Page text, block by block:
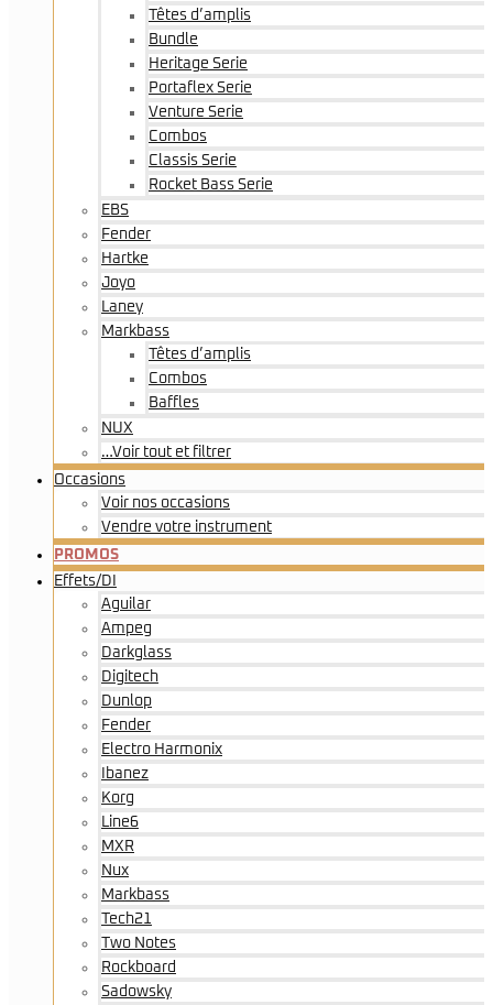
Têtes d’amplis
Bundle
Heritage Serie
Portaflex Serie
Venture Serie
Combos
Classis Serie
Rocket Bass Serie
EBS
Fender
Hartke
Joyo
Laney
Markbass
Têtes d’amplis
Combos
Baffles
NUX
…Voir tout et filtrer
Occasions
Voir nos occasions
Vendre votre instrument
PROMOS
Effets/DI
Aguilar
Ampeg
Darkglass
Digitech
Dunlop
Fender
Electro Harmonix
Ibanez
Korg
Line6
MXR
Nux
Markbass
Tech21
Two Notes
Rockboard
Sadowsky